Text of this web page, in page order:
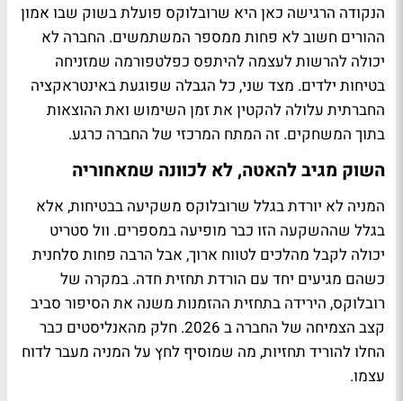
הנקודה הרגישה כאן היא שרובלוקס פועלת בשוק שבו אמון
ההורים חשוב לא פחות ממספר המשתמשים. החברה לא
יכולה להרשות לעצמה להיתפס כפלטפורמה שמזניחה
בטיחות ילדים. מצד שני, כל הגבלה שפוגעת באינטראקציה
החברתית עלולה להקטין את זמן השימוש ואת ההוצאות
בתוך המשחקים. זה המתח המרכזי של החברה כרגע.
השוק מגיב להאטה, לא לכוונה שמאחוריה
המניה לא יורדת בגלל שרובלוקס משקיעה בבטיחות, אלא
בגלל שההשקעה הזו כבר מופיעה במספרים. וול סטריט
יכולה לקבל מהלכים לטווח ארוך, אבל הרבה פחות סלחנית
כשהם מגיעים יחד עם הורדת תחזית חדה. במקרה של
רובלוקס, הירידה בתחזית ההזמנות משנה את הסיפור סביב
קצב הצמיחה של החברה ב 2026. חלק מהאנליסטים כבר
החלו להוריד תחזיות, מה שמוסיף לחץ על המניה מעבר לדוח
עצמו.